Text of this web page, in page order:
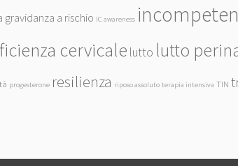
gravidanza a rischio IC awareness
cervicale lutto lutto
progesterone resilienza riposo assoluto terapia intensiva TIN